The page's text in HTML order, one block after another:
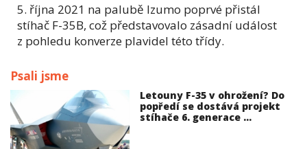
5. října 2021 na palubě Izumo poprvé přistál
stíhač F-35B, což představovalo zásadní událost
z pohledu konverze plavidel této třídy.
Psali jsme
Letouny F-35 v ohrožení? Do
popředí se dostává projekt
stíhače 6. generace ...